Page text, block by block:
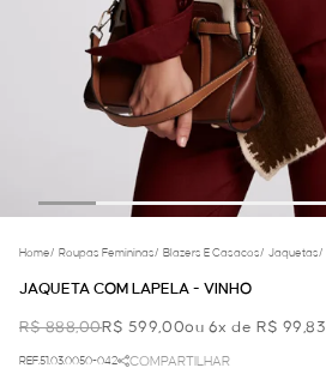
Home/ Roupas Femininas/ Blazers E Casacos/ Jaquetas/
JAQUETA COM LAPELA - VINHO
R$ 888,00R$ 599,00ou 6x de R$ 99,83
REF.51.03.0050-042 COMPARTILHAR